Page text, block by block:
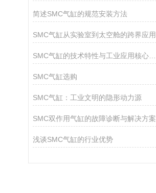
简述SMC气缸的规范安装方法
SMC气缸从实验室到太空舱的跨界应用
SMC气缸的技术特性与工业应用核心解析
SMC气缸选购
SMC气缸：工业文明的隐形动力源
SMC双作用气缸的故障诊断与解决方案
浅谈SMC气缸的行业优势